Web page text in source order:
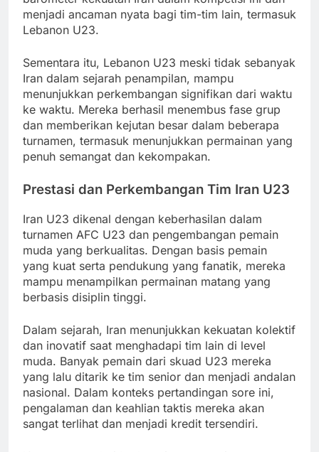
menjadi ancaman nyata bagi tim-tim lain, termasuk
Lebanon U23.
Sementara itu, Lebanon U23 meski tidak sebanyak
Iran dalam sejarah penampilan, mampu
menunjukkan perkembangan signifikan dari waktu
ke waktu. Mereka berhasil menembus fase grup
dan memberikan kejutan besar dalam beberapa
turnamen, termasuk menunjukkan permainan yang
penuh semangat dan kekompakan.
Prestasi dan Perkembangan Tim Iran U23
Iran U23 dikenal dengan keberhasilan dalam
turnamen AFC U23 dan pengembangan pemain
muda yang berkualitas. Dengan basis pemain
yang kuat serta pendukung yang fanatik, mereka
mampu menampilkan permainan matang yang
berbasis disiplin tinggi.
Dalam sejarah, Iran menunjukkan kekuatan kolektif
dan inovatif saat menghadapi tim lain di level
muda. Banyak pemain dari skuad U23 mereka
yang lalu ditarik ke tim senior dan menjadi andalan
nasional. Dalam konteks pertandingan sore ini,
pengalaman dan keahlian taktis mereka akan
sangat terlihat dan menjadi kredit tersendiri.